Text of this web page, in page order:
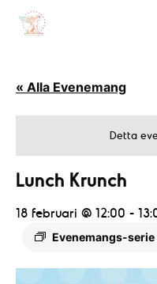
« Alla Evenemang
Detta
Lunch Krunch
18 februari @ 12:00 -
Evenemangs-serie